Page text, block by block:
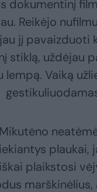
dokumentinį
Reikėjo
jį pavaizduoti
stiklą, uždėjau
Vaiką
plaikstosi